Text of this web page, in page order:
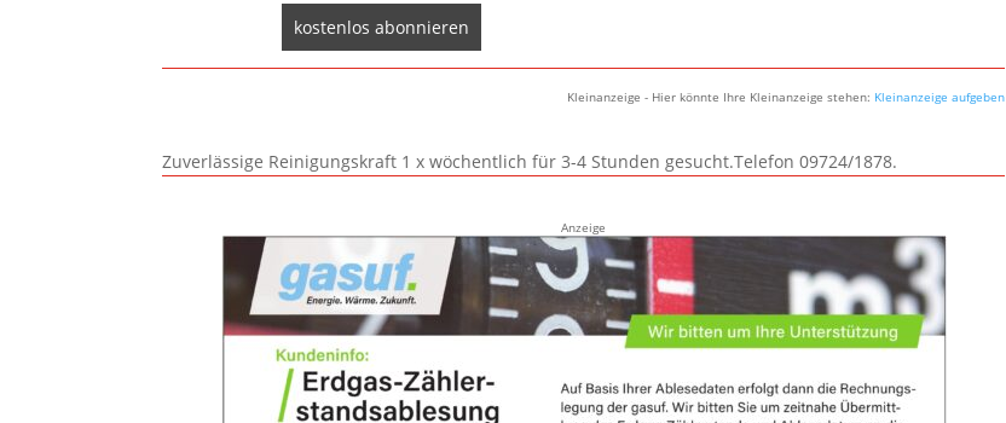
Kleinanzeige - Hier könnte Ihre Kleinanzeige stehen: Kleinanzeige aufgeben
Zuverlässige Reinigungskraft 1 x wöchentlich für 3-4 Stunden gesucht.Telefon 09724/1878.
Anzeige